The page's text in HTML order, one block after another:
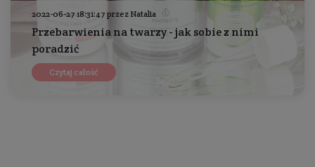
2022-06-27 18:31:47 przez Natalia
Przebarwienia na twarzy - jak sobie z nimi
poradzić
Czytaj całość